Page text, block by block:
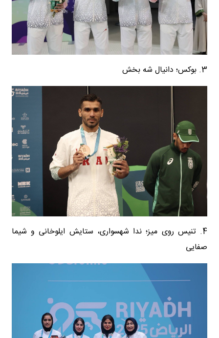
3. بوکس؛ دانیال شه بخش
4. تنیس روی میز؛ ندا شهسواری، ستایش ایلوخانی و شیما
صفایی